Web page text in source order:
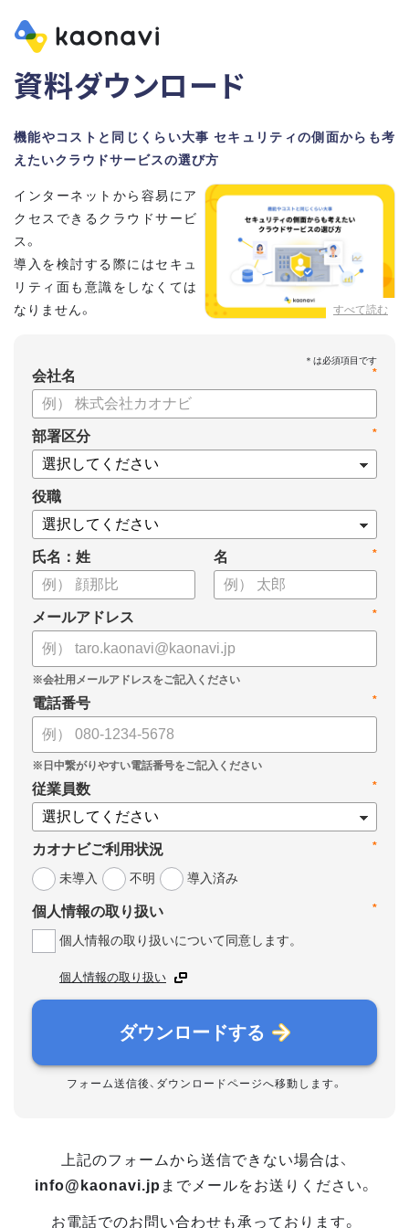
資料ダウンロード
機能やコストと同じくらい大事 セキュリティの側面からも考
えたいクラウドサービスの選び方
すべて読む
インターネットから容易にア
クセスできるクラウドサービ
ス。
導入を検討する際にはセキュ
リティ面も意識をしなくては
なりません。
の観点からみるHRテックサービスの選び方について紹介をし
ていきます。
【資料の内容】
・起こりえる、3つのセキュリティリスク
・サービスを選定する際に意識したい４つのポイント
・カオナビのセキュリティ評価、対策
*
会社名
*
部署区分
役職
氏名：姓 *
名
*
メールアドレス
*
電話番号
*
従業員数
*
カオナビご利用状況
未導入
不明 導入済み
*
個人情報の取り扱い
個人情報の取り扱いについて同意します。
個人情報の取り扱い
ダウンロードする
フォーム送信後、ダウンロードページへ移動します。
上記のフォームから送信できない場合は、
info@kaonavi.jp までメールをお送りください。
お電話でのお問い合わせも承っております。